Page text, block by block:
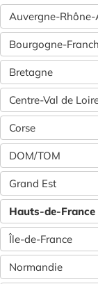
Auvergne-Rhône-
Bourgogne-
Bretagne
Centre-Val de
Corse
DOM/TOM
Grand Est
Hauts-de-France
Île-de-France
Normandie